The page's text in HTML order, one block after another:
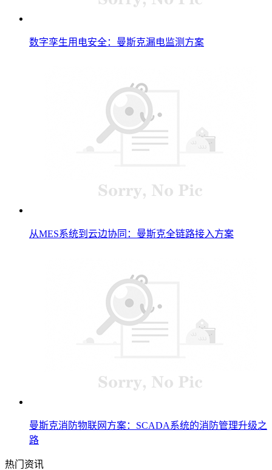
数字孪生用电安全：曼斯克漏电监测方案
从MES系统到云边协同：曼斯克全链路接入方案
曼斯克消防物联网方案：SCADA系统的消防管理升级之
路
热门资讯